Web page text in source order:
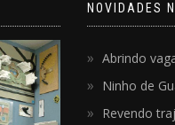
NOVIDADES
Abrindo
Ninho de
Revendo